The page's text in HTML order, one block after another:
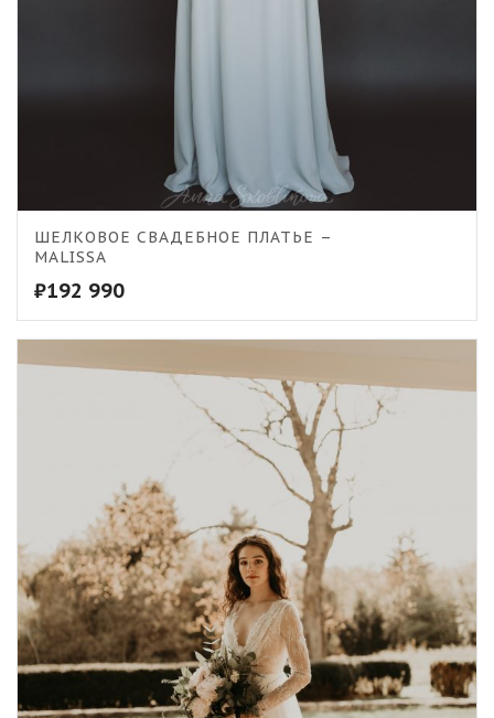
ШЕЛКОВОЕ СВАДЕБНОЕ ПЛАТЬЕ –
MALISSA
₽192 990